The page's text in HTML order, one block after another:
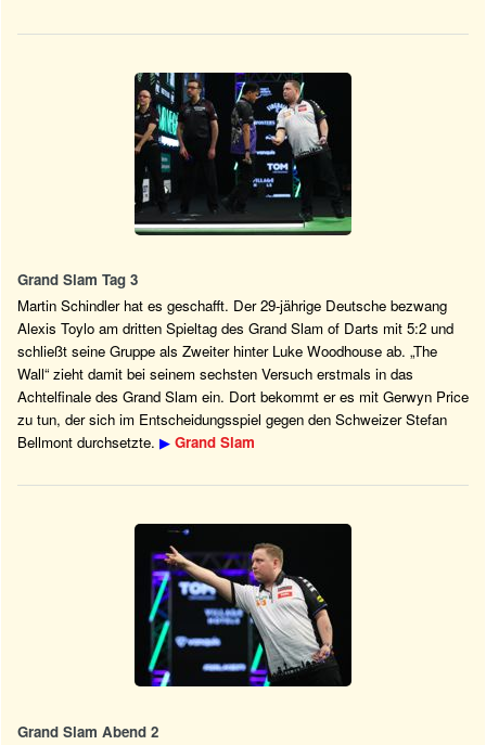
Grand Slam Tag 3
Martin Schindler hat es geschafft. Der 29-jährige Deutsche bezwang
Alexis Toylo am dritten Spieltag des Grand Slam of Darts mit 5:2 und
schließt seine Gruppe als Zweiter hinter Luke Woodhouse ab. „The
Wall“ zieht damit bei seinem sechsten Versuch erstmals in das
Achtelfinale des Grand Slam ein. Dort bekommt er es mit Gerwyn Price
zu tun, der sich im Entscheidungsspiel gegen den Schweizer Stefan
Bellmont durchsetzte. ▶ Grand Slam
Grand Slam Abend 2